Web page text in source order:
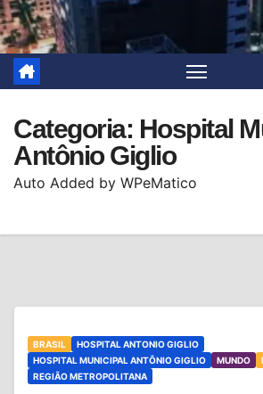
Categoria: Hospital
Antônio Giglio
Auto Added by WPeMatico
BRASIL
HOSPITAL ANTONIO GIGLIO
HOSPITAL MUNICIPAL ANTÔNIO GIGLIO
MUNDO
REGIÃO METROPOLITANA